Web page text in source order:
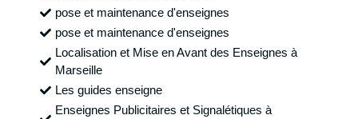
pose et maintenance d'enseignes
pose et maintenance d'enseignes
Localisation et Mise en Avant des Enseignes à
Marseille
Les guides enseigne
Enseignes Publicitaires et Signalétiques à